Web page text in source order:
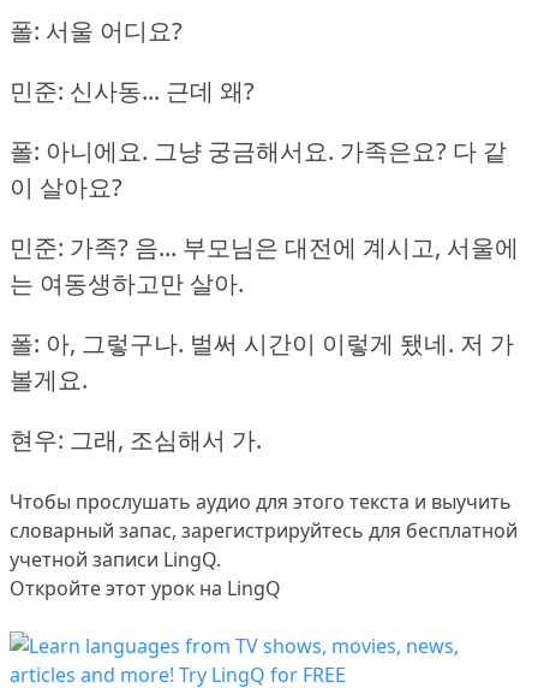
폴: 서울 어디요?
민준: 신사동... 근데 왜?
폴: 아니에요. 그냥 궁금해서요. 가족은요? 다 같
이 살아요?
민준: 가족? 음... 부모님은 대전에 계시고, 서울에
는 여동생하고만 살아.
폴: 아, 그렇구나. 벌써 시간이 이렇게 됐네. 저 가
볼게요.
현우: 그래, 조심해서 가.
Чтобы прослушать аудио для этого текста и выучить
словарный запас, зарегистрируйтесь для бесплатной
учетной записи LingQ.
Откройте этот урок на LingQ